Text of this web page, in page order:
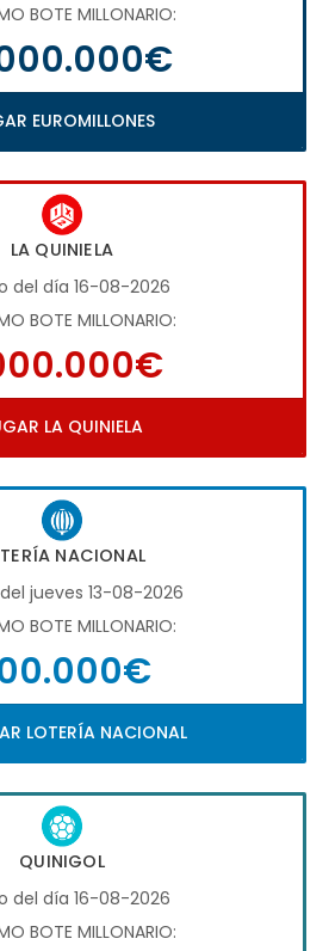
BOTE MILLONARIO:
EUROMILLONES
LA QUINIELA
del día 16-08-2026
BOTE MILLONARIO:
LA QUINIELA
NACIONAL
jueves 13-08-2026
BOTE MILLONARIO:
LOTERÍA NACIONAL
QUINIGOL
del día 16-08-2026
BOTE MILLONARIO: